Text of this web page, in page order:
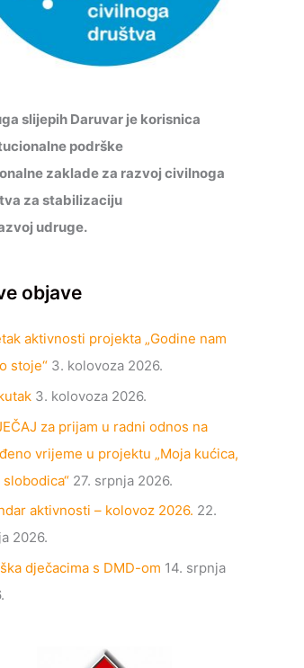
slijepih Daruvar je korisnica
podrške
zaklade za razvoj civilnoga
za stabilizaciju
udruge.
objave
aktivnosti projekta „Godine nam
stoje“ 3. kolovoza 2026.
3. kolovoza 2026.
za prijam u radni odnos na
vrijeme u projektu „Moja kućica,
slobodica“ 27. srpnja 2026.
aktivnosti – kolovoz 2026. 22.
2026.
dječacima s DMD-om 14. srpnja